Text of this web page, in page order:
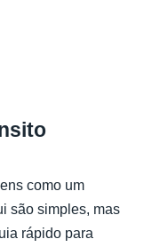
como um
são simples, mas
rápido para